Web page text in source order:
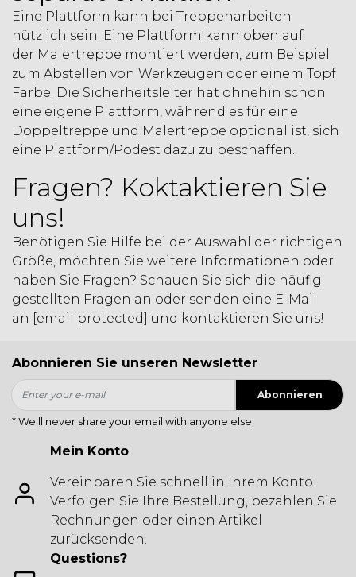
Eine Plattform kann bei Treppenarbeiten
nützlich sein. Eine Plattform kann oben auf
der Malertreppe montiert werden, zum Beispiel
zum Abstellen von Werkzeugen oder einem Topf
Farbe. Die Sicherheitsleiter hat ohnehin schon
eine eigene Plattform, während es für eine
Doppeltreppe und Malertreppe optional ist, sich
eine Plattform/Podest dazu zu beschaffen.
Fragen? Koktaktieren Sie
uns!
Benötigen Sie Hilfe bei der Auswahl der richtigen
Größe, möchten Sie weitere Informationen oder
haben Sie Fragen? Schauen Sie sich die häufig
gestellten Fragen an oder senden eine E-Mail
an [email protected] und kontaktieren Sie uns!
Abonnieren Sie unseren Newsletter
Abonnieren
* We'll never share your email with anyone else.
Mein Konto
Vereinbaren Sie schnell in Ihrem Konto.
Verfolgen Sie Ihre Bestellung, bezahlen Sie
Rechnungen oder einen Artikel
zurücksenden.
Questions?